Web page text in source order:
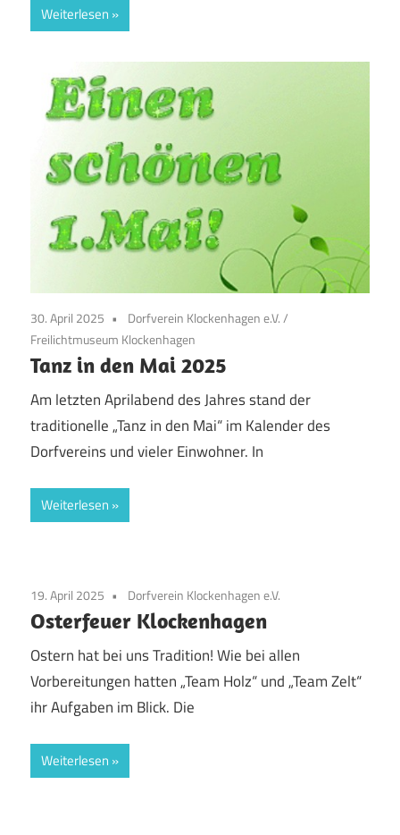
Weiterlesen
30. April 2025 Dorfverein Klockenhagen e.V./
Freilichtmuseum Klockenhagen
Tanz in den Mai 2025
Am letzten Aprilabend des Jahres stand der
traditionelle „Tanz in den Mai“ im Kalender des
Dorfvereins und vieler Einwohner. In
Weiterlesen
19. April 2025 Dorfverein Klockenhagen e.V.
Osterfeuer Klockenhagen
Ostern hat bei uns Tradition! Wie bei allen
Vorbereitungen hatten „Team Holz“ und „Team Zelt“
ihr Aufgaben im Blick. Die
Weiterlesen